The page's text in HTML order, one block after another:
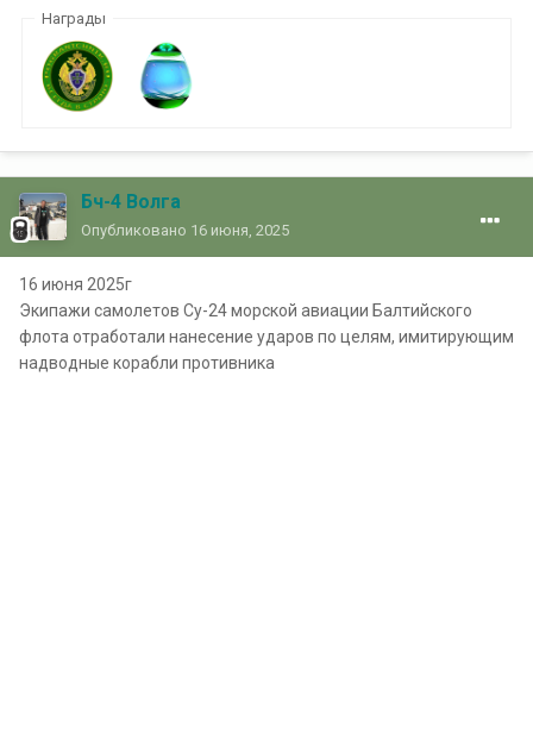
Награды
Бч-4 Волга
Опубликовано 16 июня, 2025
16 июня 2025г
Экипажи самолетов Су-24 морской авиации Балтийского
флота отработали нанесение ударов по целям, имитирующим
надводные корабли противника